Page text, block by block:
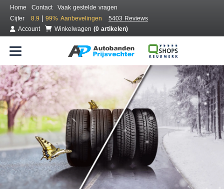
Home Contact
Vaak gestelde vragen
Cijfer
8.9 | 99% Aanbevelingen
5403 Reviews
Account
Winkelwagen (0 artikelen)
Bestel voordelig all season banden
Gratis bezorgd of montage bij jou in de buurt
Seizoen:
Merken: